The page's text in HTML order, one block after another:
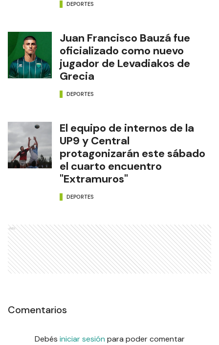
DEPORTES
Juan Francisco Bauzá fue
oficializado como nuevo
jugador de Levadiakos de
Grecia
DEPORTES
El equipo de internos de la
UP9 y Central
protagonizarán este sábado
el cuarto encuentro
"Extramuros"
DEPORTES
Ads
Comentarios
Debés iniciar sesión para poder comentar